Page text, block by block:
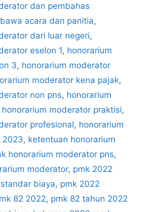
dan pembahas
acara dan panitia,
dari luar negeri,
eselon 1, honorarium
3, honorarium moderator
moderator kena pajak,
non pns, honorarium
honorarium moderator praktisi,
profesional, honorarium
2023, ketentuan honorarium
honorarium moderator pns,
moderator, pmk 2022
biaya, pmk 2022
82 2022, pmk 82 tahun 2022